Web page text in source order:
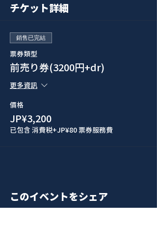
チケット詳細
銷售已完結
票券類型
前売り券(3200円+dr)
更多資訊
價格
JP¥3,200
已包含 消費税+JP¥80 票券服務費
このイベントをシェア